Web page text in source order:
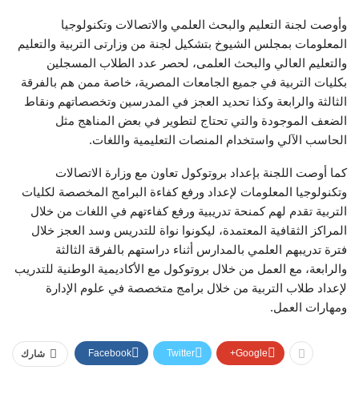
وأوصت لجنة التعليم والبحث العلمي والاتصالات وتكنولوجيا
المعلومات بمجلس الشيوخ بتشكيل لجنة من وزارتى التربية والتعليم
والتعليم العالي والبحث العلمى، لحصر عدد الطلاب المسجلين
بكليات التربية في جميع الجامعات المصرية، خاصة ممن هم بالفرقة
الثالثة والرابعة وكذا تحديد العجز في المدرسين وتخصصاتهم ونقاط
الضعف الموجودة والتي تحتاج لتطوير في بعض المناهج مثل
الحاسب الآلي واستخدام المنصات التعليمية واللغات.
كما أوصت اللجنة بإعداد بروتوكول تعاون مع وزارة الاتصالات
وتكنولوجيا المعلومات لإعداد ورفع كفاءة البرامج المخصصة لكليات
التربية تقدم لهم كمنحة تدريبية ورفع كفاءتهم في اللغات من خلال
المراكز الثقافية المعتمدة، ليكونوا نواة للتدريس وسد العجز خلال
فترة تدريبهم العلمي بالمدارس أثناء دراستهم بالفرقة الثالثة
والرابعة، مع العمل من خلال بروتوكول مع الأكاديمية الوطنية للتدريب
لإعداد طلاب التربية من خلال برامج متخصصة في علوم الإدارة
ومهارات العمل.
شارك Facebook Twitter Google+